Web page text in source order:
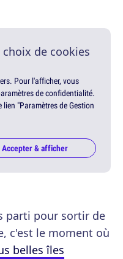
de cookies
Pour l'afficher, vous
de confidentialité.
"Paramètres de Gestion
Accepter & afficher
parti pour sortir de
c'est le moment où
belles îles